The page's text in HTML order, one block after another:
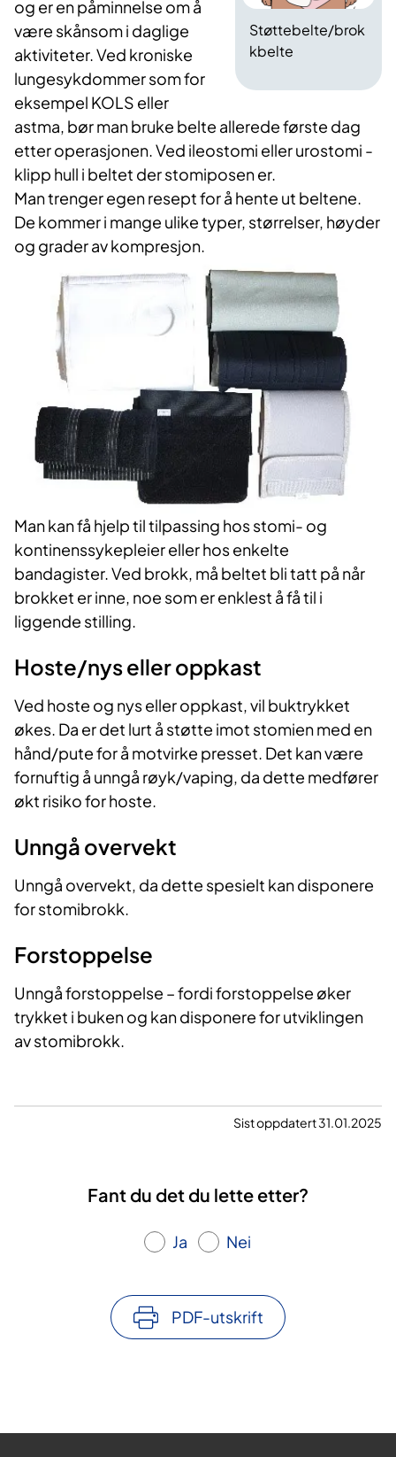
Støttebelte/brok
kbelte
og er en påminnelse om å
være skånsom i daglige
aktiviteter. Ved kroniske
lungesykdommer som for
eksempel KOLS eller
astma, bør man bruke belte allerede første dag
etter operasjonen. Ved ileostomi eller urostomi -
klipp hull i beltet der stomiposen er.
Man trenger egen resept for å hente ut beltene.
De kommer i mange ulike typer, størrelser, høyder
og grader av kompresjon.
Man kan få hjelp til tilpassing hos stomi- og
kontinenssykepleier eller hos enkelte
bandagister. Ved brokk, må beltet bli tatt på når
brokket er inne, noe som er enklest å få til i
liggende stilling.
Hoste/nys eller oppkast
Ved hoste og nys eller oppkast, vil buktrykket
økes. Da er det lurt å støtte imot stomien med en
hånd/pute for å motvirke presset. Det kan være
fornuftig å unngå røyk/vaping, da dette medfører
økt risiko for hoste.
Unngå overvekt
Unngå overvekt, da dette spesielt kan disponere
for stomibrokk.
Forstoppelse
Unngå forstoppelse – fordi forstoppelse øker
trykket i buken og kan disponere for utviklingen
av stomibrokk.
Sist oppdatert 31.01.2025
Fant du det du lette etter?
Ja Nei
PDF-utskrift